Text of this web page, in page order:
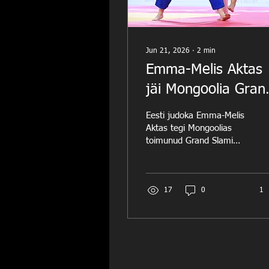
Jun 21, 2026 ∙ 2 min
Emma-Melis Aktas
jäi Mongoolia
Slamil napilt
Eesti judoka Emma-Melis
Aktas tegi Mongoolias
toimunud Grand Slami
kohaga. 18-aastane Aktas
kuid teenis väärtuslikke
17 0 1